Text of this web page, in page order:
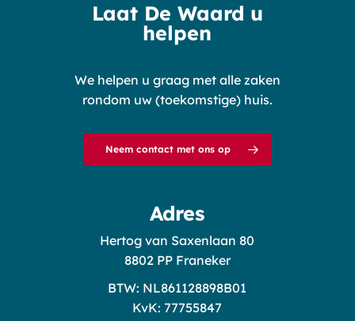
Laat De Waard u
helpen
We helpen u graag met alle zaken
rondom uw (toekomstige) huis.
Neem contact met ons op
Adres
Hertog van Saxenlaan 80
8802 PP Franeker
BTW: NL861128898B01
KvK: 77755847